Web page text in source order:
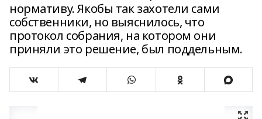
нормативу. Якобы так захотели сами
собственники, но выяснилось, что
протокол собрания, на котором они
приняли это решение, был поддельным.